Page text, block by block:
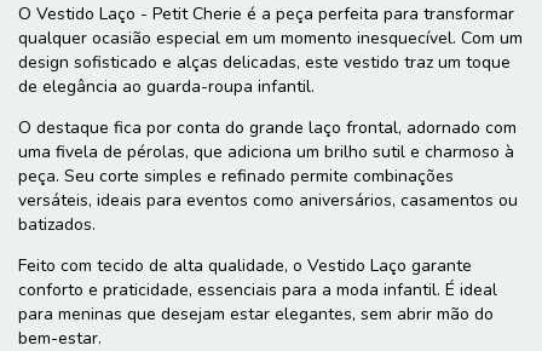
O Vestido Laço - Petit Cherie é a peça perfeita para transformar
qualquer ocasião especial em um momento inesquecível. Com um
design sofisticado e alças delicadas, este vestido traz um toque
de elegância ao guarda-roupa infantil.
O destaque fica por conta do grande laço frontal, adornado com
uma fivela de pérolas, que adiciona um brilho sutil e charmoso à
peça. Seu corte simples e refinado permite combinações
versáteis, ideais para eventos como aniversários, casamentos ou
batizados.
Feito com tecido de alta qualidade, o Vestido Laço garante
conforto e praticidade, essenciais para a moda infantil. É ideal
para meninas que desejam estar elegantes, sem abrir mão do
bem-estar.